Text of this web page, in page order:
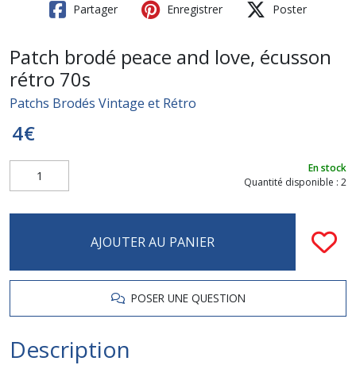
Partager Enregistrer Poster
Patch brodé peace and love, écusson
rétro 70s
Patchs Brodés Vintage et Rétro
4€
En stock
Quantité disponible : 2
AJOUTER AU PANIER
POSER UNE QUESTION
Description